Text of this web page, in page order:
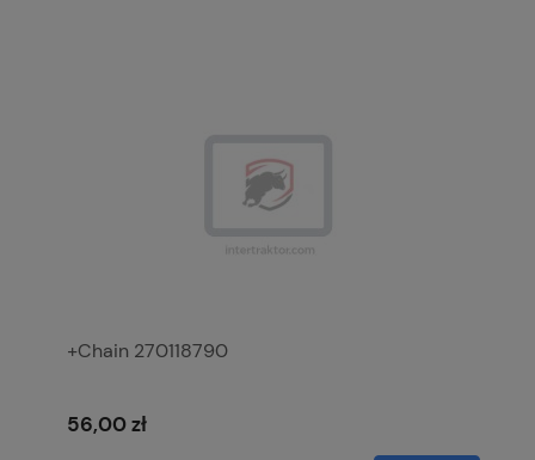
+Chain 270118790
56,00 zł